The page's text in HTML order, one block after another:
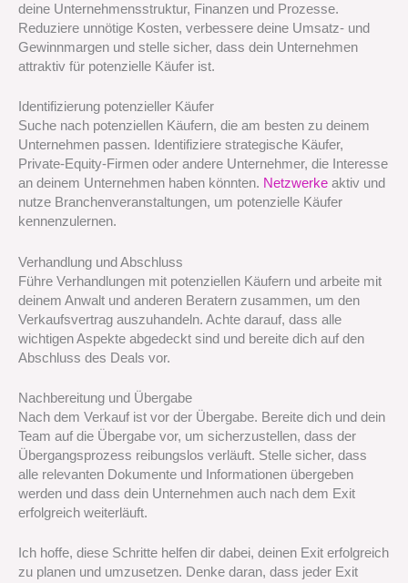
deine Unternehmensstruktur, Finanzen und Prozesse.
Reduziere unnötige Kosten, verbessere deine Umsatz- und
Gewinnmargen und stelle sicher, dass dein Unternehmen
attraktiv für potenzielle Käufer ist.
Identifizierung potenzieller Käufer
Suche nach potenziellen Käufern, die am besten zu deinem
Unternehmen passen. Identifiziere strategische Käufer,
Private-Equity-Firmen oder andere Unternehmer, die Interesse
an deinem Unternehmen haben könnten. Netzwerke aktiv und
nutze Branchenveranstaltungen, um potenzielle Käufer
kennenzulernen.
Verhandlung und Abschluss
Führe Verhandlungen mit potenziellen Käufern und arbeite mit
deinem Anwalt und anderen Beratern zusammen, um den
Verkaufsvertrag auszuhandeln. Achte darauf, dass alle
wichtigen Aspekte abgedeckt sind und bereite dich auf den
Abschluss des Deals vor.
Nachbereitung und Übergabe
Nach dem Verkauf ist vor der Übergabe. Bereite dich und dein
Team auf die Übergabe vor, um sicherzustellen, dass der
Übergangsprozess reibungslos verläuft. Stelle sicher, dass
alle relevanten Dokumente und Informationen übergeben
werden und dass dein Unternehmen auch nach dem Exit
erfolgreich weiterläuft.
Ich hoffe, diese Schritte helfen dir dabei, deinen Exit erfolgreich
zu planen und umzusetzen. Denke daran, dass jeder Exit